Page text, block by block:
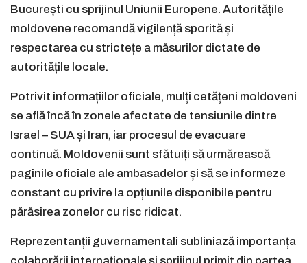
București cu sprijinul Uniunii Europene. Autoritățile
moldovene recomandă vigilență sporită și
respectarea cu strictețe a măsurilor dictate de
autoritățile locale.
Potrivit informațiilor oficiale, mulți cetățeni moldoveni
se află încă în zonele afectate de tensiunile dintre
Israel – SUA și Iran, iar procesul de evacuare
continuă. Moldovenii sunt sfătuiți să urmărească
paginile oficiale ale ambasadelor și să se informeze
constant cu privire la opțiunile disponibile pentru
părăsirea zonelor cu risc ridicat.
Reprezentanții guvernamentali subliniază importanța